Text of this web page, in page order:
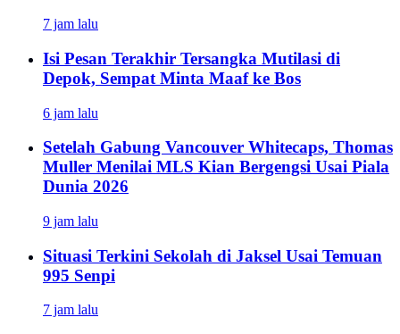
7 jam lalu
Isi Pesan Terakhir Tersangka Mutilasi di
Depok, Sempat Minta Maaf ke Bos
6 jam lalu
Setelah Gabung Vancouver Whitecaps, Thomas
Muller Menilai MLS Kian Bergengsi Usai Piala
Dunia 2026
9 jam lalu
Situasi Terkini Sekolah di Jaksel Usai Temuan
995 Senpi
7 jam lalu